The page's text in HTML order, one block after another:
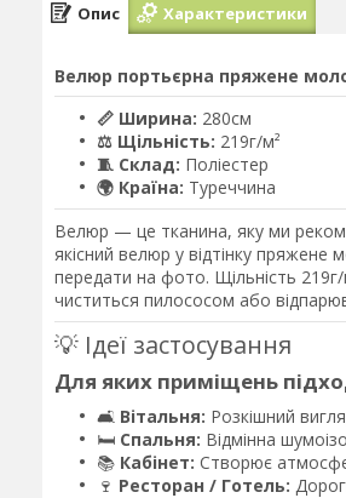
Опис Характеристики
Велюр портьєрна пряжене
📏 Ширина: 280см
⚖️ Щільність: 219г/м²
🧵 Склад: Поліестер
🌍 Країна: Туреччина
Велюр — це тканина, яку ми
якісний велюр у відтінку
передати на фото. Щільність
чиститься пилососом або
💡 Ідеї застосування
Для яких приміщень
🛋️ Вітальня: Розкішний
🛏️ Спальня: Відмінна
📚 Кабінет: Створює
🍷 Ресторан / Готель: